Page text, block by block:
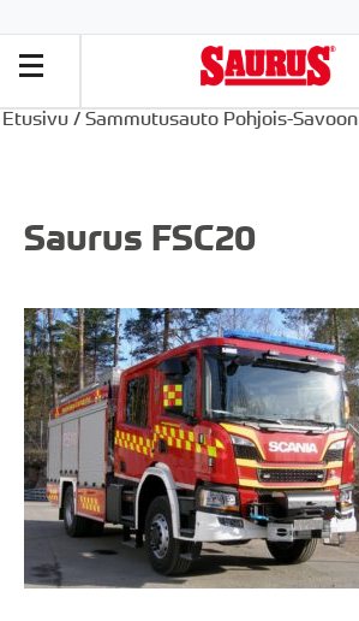
Etusivu / Sammutusauto Pohjois-Savoon
Saurus FSC20